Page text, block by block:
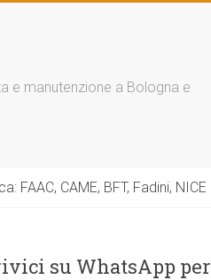
e manutenzione a Bologna e
CAME, BFT, Fadini, NICE
su WhatsApp per